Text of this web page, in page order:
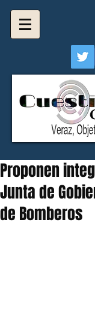
Proponen
Junta de
de Bomberos